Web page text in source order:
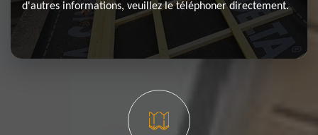
d'autres informations, veuillez le téléphoner directement.